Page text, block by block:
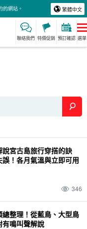
的網站。 繁體中文
聯絡我們 特價促銷 預訂確認 選單
宮古島旅行穿搭的訣
！各月氣溫與立即可用
346
整理！從藍鳥、大型鳥
鳴叫聲解說